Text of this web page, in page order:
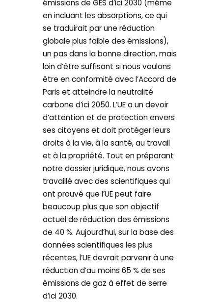
émissions de GES d’ici 2030 (même
en incluant les absorptions, ce qui
se traduirait par une réduction
globale plus faible des émissions),
un pas dans la bonne direction, mais
loin d’être suffisant si nous voulons
être en conformité avec l’Accord de
Paris et atteindre la neutralité
carbone d’ici 2050. L’UE a un devoir
d’attention et de protection envers
ses citoyens et doit protéger leurs
droits à la vie, à la santé, au travail
et à la propriété. Tout en préparant
notre dossier juridique, nous avons
travaillé avec des scientifiques qui
ont prouvé que l’UE peut faire
beaucoup plus que son objectif
actuel de réduction des émissions
de 40 %. Aujourd’hui, sur la base des
données scientifiques les plus
récentes, l’UE devrait parvenir à une
réduction d’au moins 65 % de ses
émissions de gaz à effet de serre
d’ici 2030.